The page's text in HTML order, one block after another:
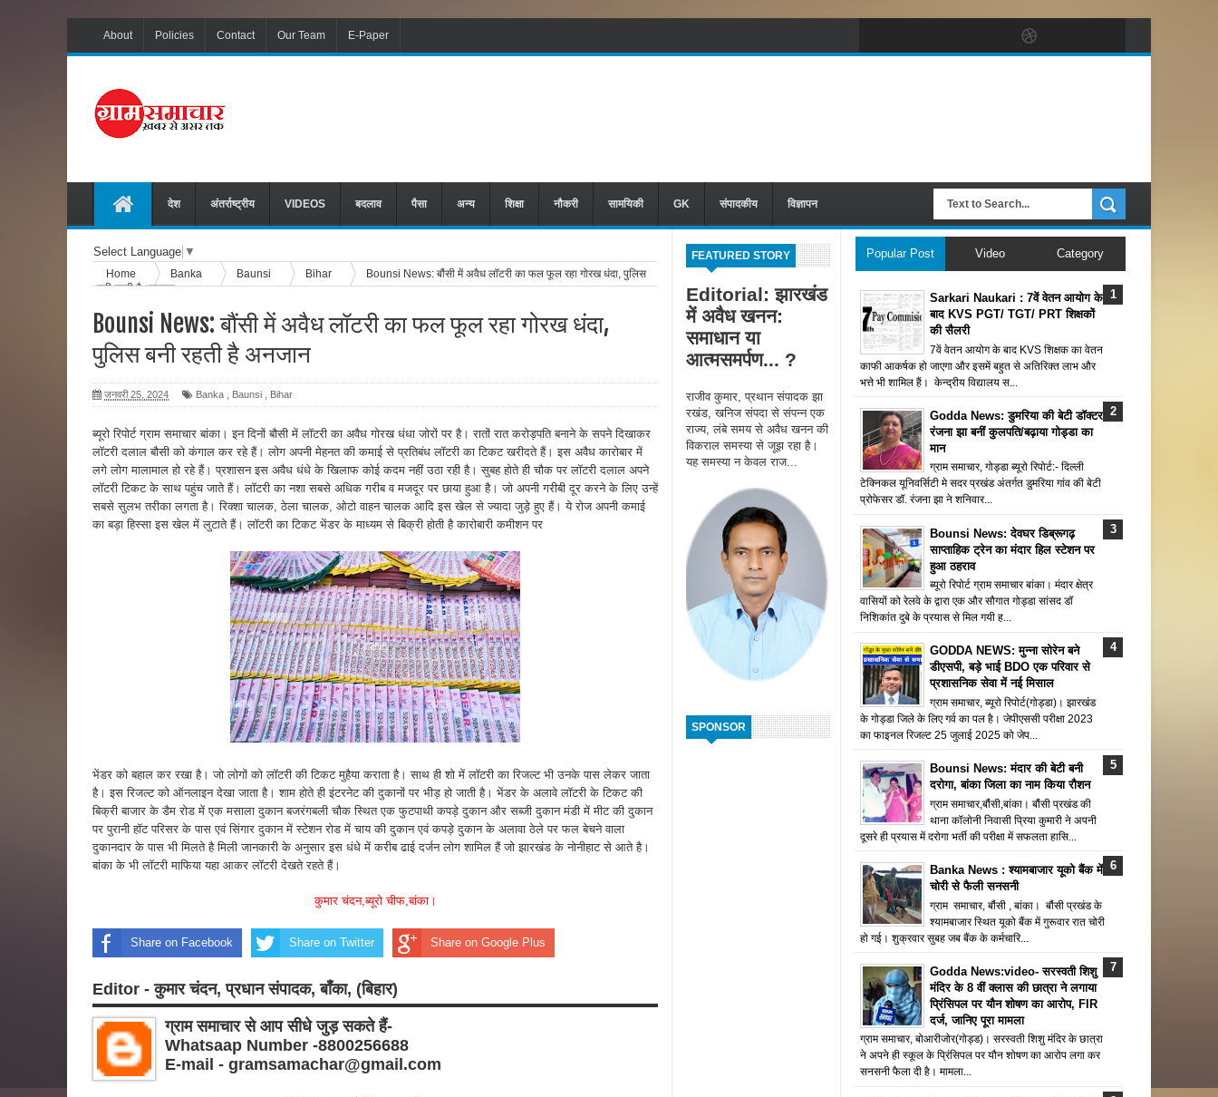
About Policies Contact Our Team E-Paper
देश अंतर्राष्ट्रीय VIDEOS बदलाव पैसा अन्य शिक्षा नौकरी सामयिकी GK संपादकीय विज्ञापन
FEATURED STORY
Editorial: झारखंड
में अवैध खनन:
समाधान या
आत्मसमर्पण... ?
राजीव कुमार, प्रथान संपादक झा
रखंड, खनिज संपदा से संपन्न एक
राज्य, लंबे समय से अवैध खनन की
विकराल समस्या से जूझ रहा है।
यह समस्या न केवल राज...
SPONSOR
Select Language ▼
Home Banka Baunsi Bihar
Bounsi News: बौंसी में अवैध लॉटरी का फल फूल रहा गोरख धंदा, पुलिस
बनी रहती है अनजान
Bounsi News: बौंसी में अवैध लॉटरी का फल फूल रहा गोरख धंदा,
पुलिस बनी रहती है अनजान
जनवरी 25, 2024 Banka Baunsi Bihar
ब्यूरो रिपोर्ट ग्राम समाचार बांका। इन दिनों बौसी में लॉटरी का अवैध गोरख धंधा जोरों पर है। रातों रात करोड़पति बनाने के सपने दिखाकर
लॉटरी दलाल बौसी को कंगाल कर रहे हैं। लोग अपनी मेहनत की कमाई से प्रतिबंध लॉटरी का टिकट खरीदते हैं। इस अवैध कारोबार में
लगे लोग मालामाल हो रहे हैं। प्रशासन इस अवैध धंधे के खिलाफ कोई कदम नहीं उठा रही है। सुबह होते ही चौक पर लॉटरी दलाल अपने
लॉटरी टिकट के साथ पहुंच जाते हैं। लॉटरी का नशा सबसे अधिक गरीब व मजदूर पर छाया हुआ है। जो अपनी गरीबी दूर करने के लिए उन्हें
सबसे सुलभ तरीका लगता है। रिक्शा चालक, ठेला चालक, ओटो वाहन चालक आदि इस खेल से ज्यादा जुड़े हुए हैं। ये रोज अपनी कमाई
का बड़ा हिस्सा इस खेल में लुटाते हैं। लॉटरी का टिकट भेंडर के माध्यम से बिक्री होती है कारोबारी कमीशन पर
भेंडर को बहाल कर रखा है। जो लोगों को लॉटरी की टिकट मुहैया कराता है। साथ ही शो में लॉटरी का रिजल्ट भी उनके पास लेकर जाता
है। इस रिजल्ट को ऑनलाइन देखा जाता है। शाम होते ही इंटरनेट की दुकानों पर भीड़ हो जाती है। भेंडर के अलावे लॉटरी के टिकट की
बिक्री बाजार के डैम रोड में एक मसाला दुकान बजरंगबली चौक स्थित एक फुटपाथी कपड़े दुकान और सब्जी दुकान मंडी में मीट की दुकान
पर पुरानी हॉट परिसर के पास एवं सिंगार दुकान में स्टेशन रोड में चाय की दुकान एवं कपड़े दुकान के अलावा ठेले पर फल बेचने वाला
दुकानदार के पास भी मिलते है मिली जानकारी के अनुसार इस धंधे में करीब ढाई दर्जन लोग शामिल हैं जो झारखंड के नोनीहाट से आते है।
बांका के भी लॉटरी माफिया यहा आकर लॉटरी देखते रहते हैं।
कुमार चंदन,ब्यूरो चीफ,बांका।
Share on Facebook Share on Twitter Share on Google Plus
Editor - कुमार चंदन, प्रधान संपादक, बाँका, (बिहार)
ग्राम समाचार से आप सीधे जुड़ सकते हैं-
Whatsaap Number -8800256688
E-mail - gramsamachar@gmail.com
Popular Post Video Category
Sarkari Naukari : 7वें वेतन आयोग के
बाद KVS PGT/ TGT/ PRT शिक्षकों
की सैलरी
7वें वेतन आयोग के बाद KVS शिक्षक का वेतन
काफी आकर्षक हो जाएगा और इसमें बहुत से अतिरिक्त लाभ और
भत्ते भी शामिल हैं। केन्द्रीय विद्यालय स...
Godda News: डुमरिया की बेटी डॉक्टर
रंजना झा बनीं कुलपति/बढ़ाया गोड्डा का
मान
ग्राम समाचार, गोड्डा ब्यूरो रिपोर्ट:- दिल्ली
टेक्निकल यूनिवर्सिटी मे सदर प्रखंड अंतर्गत डुमरिया गांव की बेटी
प्रोफेसर डॉ. रंजना झा ने शनिवार...
Bounsi News: देवघर डिब्रूगढ़
साप्ताहिक ट्रेन का मंदार हिल स्टेशन पर
हुआ ठहराव
ब्यूरो रिपोर्ट ग्राम समाचार बांका। मंदार क्षेत्र
वासियों को रेलवे के द्वारा एक और सौगात गोड्डा सांसद डॉ
निशिकांत दुबे के प्रयास से मिल गयी ह...
GODDA NEWS: मुन्ना सोरेन बने
डीएसपी, बड़े भाई BDO एक परिवार से
प्रशासनिक सेवा में नई मिसाल
ग्राम समाचार, ब्यूरो रिपोर्ट(गोड्डा)। झारखंड
के गोड्डा जिले के लिए गर्व का पल है। जेपीएससी परीक्षा 2023
का फाइनल रिजल्ट 25 जुलाई 2025 को जेप...
Bounsi News: मंदार की बेटी बनी
दरोगा, बांका जिला का नाम किया रौशन
ग्राम समाचार,बौंसी,बांका। बौंसी प्रखंड की
थाना कॉलोनी निवासी प्रिया कुमारी ने अपनी
दूसरे ही प्रयास में दरोगा भर्ती की परीक्षा में सफलता हासि...
Banka News : श्यामबाजार यूको बैंक में
चोरी से फैली सनसनी
ग्राम समाचार, बौंसी , बांका। बौंसी प्रखंड के
श्यामबाजार स्थित यूको बैंक में गुरूवार रात चोरी
हो गई। शुक्रवार सुबह जब बैंक के कर्मचारि...
Godda News:video- सरस्वती शिशु
मंदिर के 8 वीं क्लास की छात्रा ने लगाया
प्रिंसिपल पर यौन शोषण का आरोप, FIR
दर्ज, जानिए पूरा मामला
ग्राम समाचार, बोआरीजोर(गोड्ड)। सरस्वती शिशु मंदिर के छात्रा
ने अपने ही स्कूल के प्रिंसिपल पर यौन शोषण का आरोप लगा कर
सनसनी फैला दी है। मामला...